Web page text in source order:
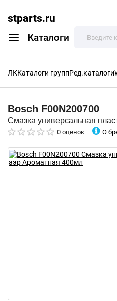
stparts.ru
Каталоги
ЛККаталоги группРед.каталоги
Bosch F00N200700
Смазка универсальная
0 оценок О